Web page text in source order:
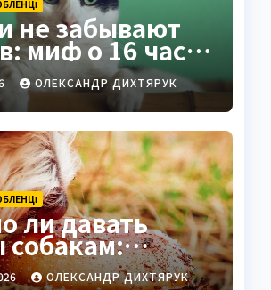
не забывают
миф о 16 часах
ОЛЕКСАНДР ДИХТЯРУК
ли давать
собакам:
факты и
ОЛЕКСАНДР ДИХТЯРУК